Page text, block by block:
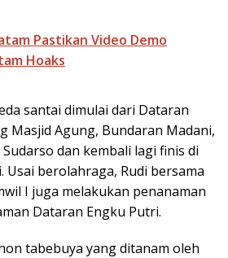
Pastikan Video Demo
Hoaks
santai dimulai dari Dataran
Masjid Agung, Bundaran Madani,
dan kembali lagi finis di
Usai berolahraga, Rudi bersama
I juga melakukan penanaman
Dataran Engku Putri.
tabebuya yang ditanam oleh